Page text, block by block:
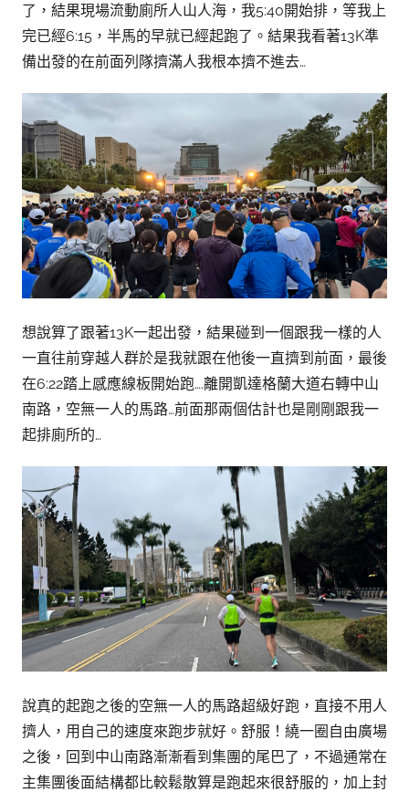
了，結果現場流動廁所人山人海，我5:40開始排，等我上
完已經6:15，半馬的早就已經起跑了。結果我看著13K準
備出發的在前面列隊擠滿人我根本擠不進去…
想說算了跟著13K一起出發，結果碰到一個跟我一樣的人
一直往前穿越人群於是我就跟在他後一直擠到前面，最後
在6:22踏上感應線板開始跑….離開凱達格蘭大道右轉中山
南路，空無一人的馬路…前面那兩個估計也是剛剛跟我一
起排廁所的…
說真的起跑之後的空無一人的馬路超級好跑，直接不用人
擠人，用自己的速度來跑步就好。舒服！繞一圈自由廣場
之後，回到中山南路漸漸看到集團的尾巴了，不過通常在
主集團後面結構都比較鬆散算是跑起來很舒服的，加上封